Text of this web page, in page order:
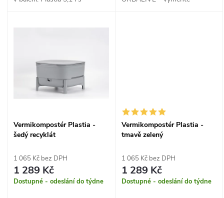
k
Vermikompostér Plastia -
šedý recyklát
1 065 Kč bez DPH
1 289 Kč
Dostupné - odeslání do týdne
Vermikompostér Plastia -
tmavě zelený
1 065 Kč bez DPH
1 289 Kč
Dostupné - odeslání do týdne